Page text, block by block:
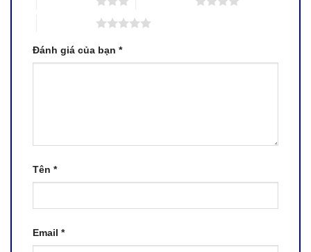
Đánh giá của bạn *
Tên *
Email *